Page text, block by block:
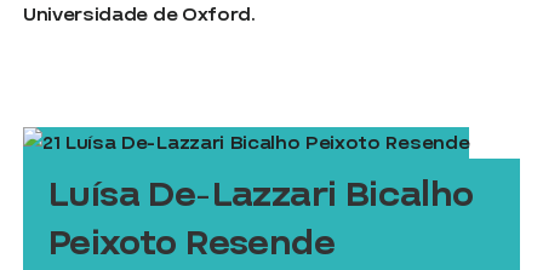
Universidade de Oxford.
Luísa De-Lazzari Bicalho
Peixoto Resende